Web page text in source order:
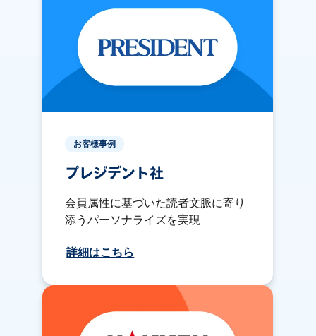
お客様事例
プレジデント社
会員属性に基づいた読者文脈に寄り
添うパーソナライズを実現
詳細はこちら